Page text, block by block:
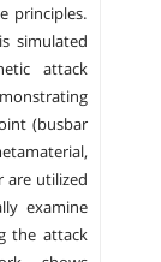
principles.
simulated
attack
(busbar
are utilized
examine
the attack